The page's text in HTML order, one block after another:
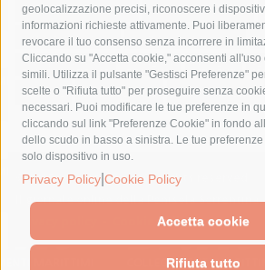
geolocalizzazione precisi, riconoscere i
informazioni richieste attivamente. Puoi
revocare il tuo consenso senza incorrere in
Cliccando su "Accetta cookie," acconsenti all'uso
simili. Utilizza il pulsante "Gestisci Preferenze"
scelte o "Rifiuta tutto" per proseguire senza
necessari. Puoi modificare le tue preferenze in
cliccando sul link "Preferenze Cookie" in fondo
dello scudo in basso a sinistra. Le tue
solo dispositivo in uso.
Privacy Policy Cookie Policy
Accetta cookie
Rifiuta tutto
penisola sorrentina
piano di sorrento
protezione civile
Regione Campania
sindaco cuomo
sorrento studenti
turismo
Vico Equense villa fiorentino
© 2015 SorrentoPress. All rights reserved.
Il giornale online della Penisola Sorrentina
Cookie Policy